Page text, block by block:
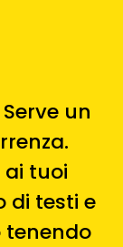
un
ai tuoi
di testi e
tenendo